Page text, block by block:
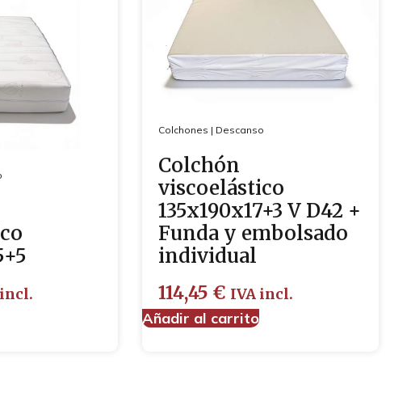
Colchones | Descanso
Colchón
viscoelástico
135x190x17+3 V D42 +
Funda y embolsado
individual
114,45 € IVA incl.
Añadir al carrito